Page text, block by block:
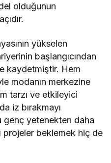
olduğunun
yükselen
başlangıcından
kaydetmiştir. Hem
modanın merkezine
tarzı ve etkileyici
iz bırakmayı
genç yetenekten daha
projeler beklemek hiç de